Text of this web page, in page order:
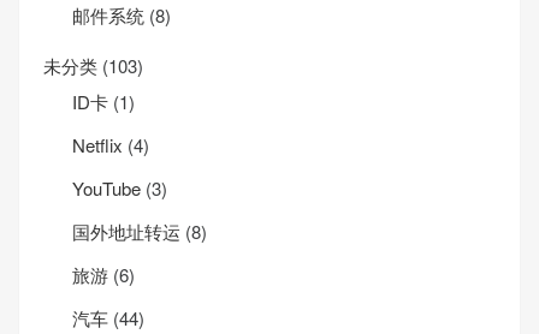
邮件系统 (8)
未分类 (103)
ID卡 (1)
Net­flix (4)
YouTube (3)
国外地址转运 (8)
旅游 (6)
汽车 (44)